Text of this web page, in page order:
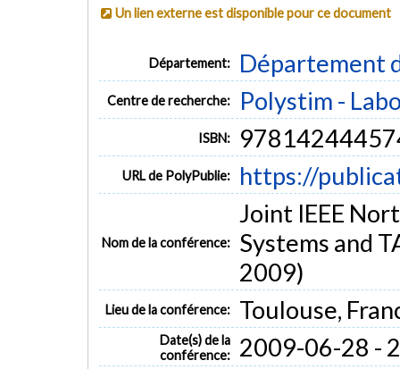
Un lien externe est disponible pour ce document
Département: Département
Centre de recherche: Polystim -
ISBN:
URL de PolyPublie: https://
Nom de la conférence:
Joint IEEE
Systems and
2009)
Lieu de la conférence: Toulouse,
Date(s) de la
conférence:
2009-06-28 -